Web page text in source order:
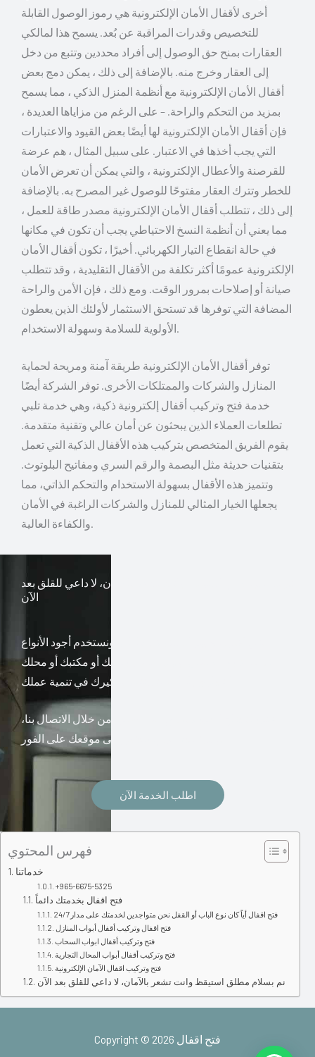
أخرى لأقفال الأمان الإلكترونية هي رموز الوصول القابلة
للتخصيص وقدرات المراقبة عن بُعد. يسمح هذا لمالكي
العقارات بمنح حق الوصول إلى أفراد محددين وتتبع من دخل
إلى العقار وخرج منه. بالإضافة إلى ذلك ، يمكن دمج بعض
أقفال الأمان الإلكترونية مع أنظمة المنزل الذكي ، مما يسمح
بمزيد من التحكم والراحة. – على الرغم من مزاياها العديدة ،
فإن أقفال الأمان الإلكترونية لها أيضًا بعض القيود والاعتبارات
التي يجب أخذها في الاعتبار. على سبيل المثال ، هم عرضة
للقرصنة والأعطال الإلكترونية ، والتي يمكن أن تعرض الأمان
للخطر وتترك العقار مفتوحًا للوصول غير المصرح به. بالإضافة
إلى ذلك ، تتطلب أقفال الأمان الإلكترونية مصدر طاقة للعمل ،
مما يعني أن أنظمة النسخ الاحتياطي يجب أن تكون في مكانها
في حالة انقطاع التيار الكهربائي. أخيرًا ، تكون أقفال الأمان
الإلكترونية عمومًا أكثر تكلفة من الأقفال التقليدية ، وقد تتطلب
صيانة أو إصلاحات بمرور الوقت. ومع ذلك ، فإن الأمن والراحة
المضافة التي توفرها قد تستحق الاستثمار لأولئك الذين يعطون
توفر أقفال الأمان الإلكترونية طريقة آمنة ومريحة لحماية
المنازل والشركات والممتلكات الأخرى. توفر الشركة أيضًا
خدمة فتح وتركيب أقفال إلكترونية ذكية، وهي خدمة تلبي
تطلعات العملاء الذين يبحثون عن أمان عالي وتقنية متقدمة.
يقوم الفريق المتخصص بتركيب هذه الأقفال الذكية التي تعمل
بتقنيات حديثة مثل البصمة والرقم السري ومفاتيح البلوتوث.
وتتميز هذه الأقفال بسهولة الاستخدام والتحكم الذاتي، مما
يجعلها الخيار المثالي للمنازل والشركات الراغبة في الأمان
نم بسلام مطلق استيقظ وانت تشعر بالآمان، لا داعي للقلق بعد
الآن
نتيع أعلى معايير السلامة والآمان، ونستخدم أجود الأنواع
المكفولة من الأقفال. وذلك ليبقى منزلك أو مكتبك أو محلك
عندما تحتاج الخدمة يمكن فقط طلبها من خلال الاتصال بنا،
اطلب الخدمة الآن
فهرس المحتوي
خدماتنا
+965-6675-5325
فتح اقفال بخدمتك دائماً
فتح اقفال أياً كان نوع الباب أو القفل نحن متواجدين لخدمتك على مدار 24/7
فتح اقفال وتركيب أقفال أبواب المنازل
فتح وتركيب أقفال ابواب السحاب
فتح وتركيب أقفال أبواب المحال التجارية
فتح وتركيب اقفال الآمان الإلكترونية
نم بسلام مطلق استيقظ وانت تشعر بالآمان، لا داعي للقلق بعد الآن
Copyright © 2026 فتح اقفال